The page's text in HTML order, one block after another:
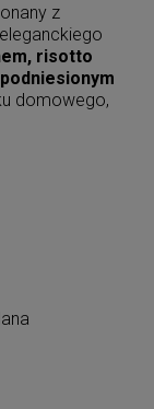
z
risotto
domowego,